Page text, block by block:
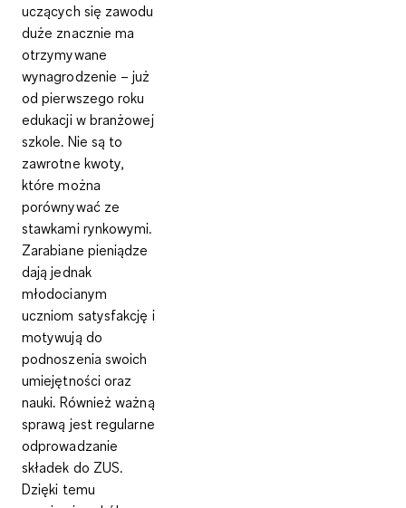
uczących się zawodu
duże znacznie ma
otrzymywane
wynagrodzenie – już
od pierwszego roku
edukacji w branżowej
szkole. Nie są to
zawrotne kwoty,
które można
porównywać ze
stawkami rynkowymi.
Zarabiane pieniądze
dają jednak
młodocianym
uczniom satysfakcję i
motywują do
podnoszenia swoich
umiejętności oraz
nauki. Również ważną
sprawą jest regularne
odprowadzanie
składek do ZUS.
Dzięki temu